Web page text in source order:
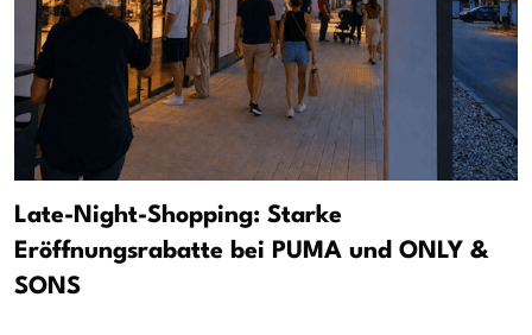
Late-Night-Shopping: Starke
Eröffnungsrabatte bei PUMA und ONLY &
SONS